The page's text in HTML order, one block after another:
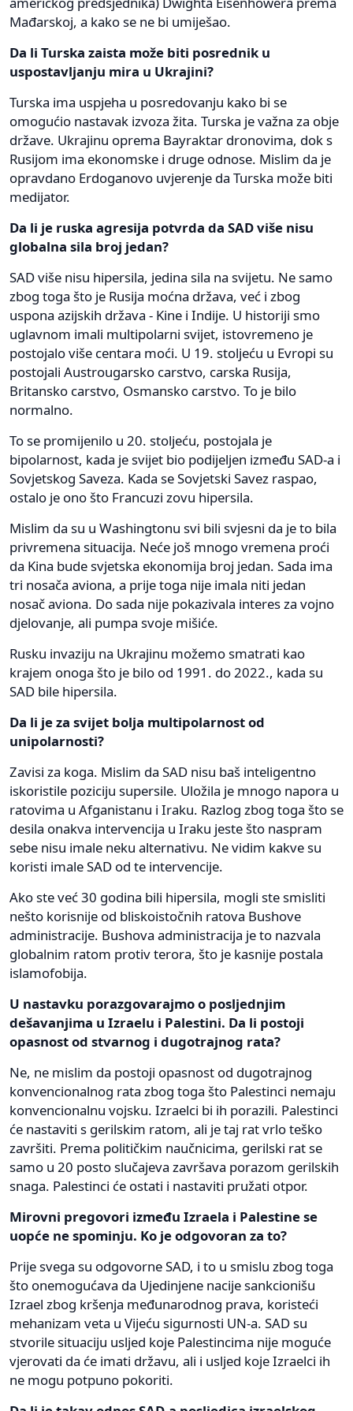
Mađarskoj, a kako se ne bi umiješao.
Da li Turska zaista može biti posrednik u
uspostavljanju mira u Ukrajini?
Turska ima uspjeha u posredovanju kako bi se
omogućio nastavak izvoza žita. Turska je važna za obje
države. Ukrajinu oprema Bayraktar dronovima, dok s
Rusijom ima ekonomske i druge odnose. Mislim da je
opravdano Erdoganovo uvjerenje da Turska može biti
medijator.
Da li je ruska agresija potvrda da SAD više nisu
globalna sila broj jedan?
SAD više nisu hipersila, jedina sila na svijetu. Ne samo
zbog toga što je Rusija moćna država, već i zbog
uspona azijskih država - Kine i Indije. U historiji smo
uglavnom imali multipolarni svijet, istovremeno je
postojalo više centara moći. U 19. stoljeću u Evropi su
postojali Austrougarsko carstvo, carska Rusija,
Britansko carstvo, Osmansko carstvo. To je bilo
normalno.
To se promijenilo u 20. stoljeću, postojala je
bipolarnost, kada je svijet bio podijeljen između SAD-a i
Sovjetskog Saveza. Kada se Sovjetski Savez raspao,
ostalo je ono što Francuzi zovu hipersila.
Mislim da su u Washingtonu svi bili svjesni da je to bila
privremena situacija. Neće još mnogo vremena proći
da Kina bude svjetska ekonomija broj jedan. Sada ima
tri nosača aviona, a prije toga nije imala niti jedan
nosač aviona. Do sada nije pokazivala interes za vojno
djelovanje, ali pumpa svoje mišiće.
Rusku invaziju na Ukrajinu možemo smatrati kao
krajem onoga što je bilo od 1991. do 2022., kada su
SAD bile hipersila.
Da li je za svijet bolja multipolarnost od
unipolarnosti?
Zavisi za koga. Mislim da SAD nisu baš inteligentno
iskoristile poziciju supersile. Uložila je mnogo napora u
ratovima u Afganistanu i Iraku. Razlog zbog toga što se
desila onakva intervencija u Iraku jeste što naspram
sebe nisu imale neku alternativu. Ne vidim kakve su
koristi imale SAD od te intervencije.
Ako ste već 30 godina bili hipersila, mogli ste smisliti
nešto korisnije od bliskoistočnih ratova Bushove
administracije. Bushova administracija je to nazvala
globalnim ratom protiv terora, što je kasnije postala
islamofobija.
U nastavku porazgovarajmo o posljednjim
dešavanjima u Izraelu i Palestini. Da li postoji
opasnost od stvarnog i dugotrajnog rata?
Ne, ne mislim da postoji opasnost od dugotrajnog
konvencionalnog rata zbog toga što Palestinci nemaju
konvencionalnu vojsku. Izraelci bi ih porazili. Palestinci
će nastaviti s gerilskim ratom, ali je taj rat vrlo teško
završiti. Prema političkim naučnicima, gerilski rat se
samo u 20 posto slučajeva završava porazom gerilskih
snaga. Palestinci će ostati i nastaviti pružati otpor.
Mirovni pregovori između Izraela i Palestine se
uopće ne spominju. Ko je odgovoran za to?
Prije svega su odgovorne SAD, i to u smislu zbog toga
što onemogućava da Ujedinjene nacije sankcionišu
Izrael zbog kršenja međunarodnog prava, koristeći
mehanizam veta u Vijeću sigurnosti UN-a. SAD su
stvorile situaciju usljed koje Palestincima nije moguće
vjerovati da će imati državu, ali i usljed koje Izraelci ih
ne mogu potpuno pokoriti.